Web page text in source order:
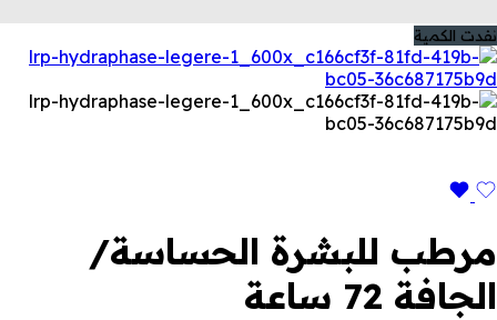
نفدت الكمية
مرطب للبشرة الحساسة/
الجافة 72 ساعة